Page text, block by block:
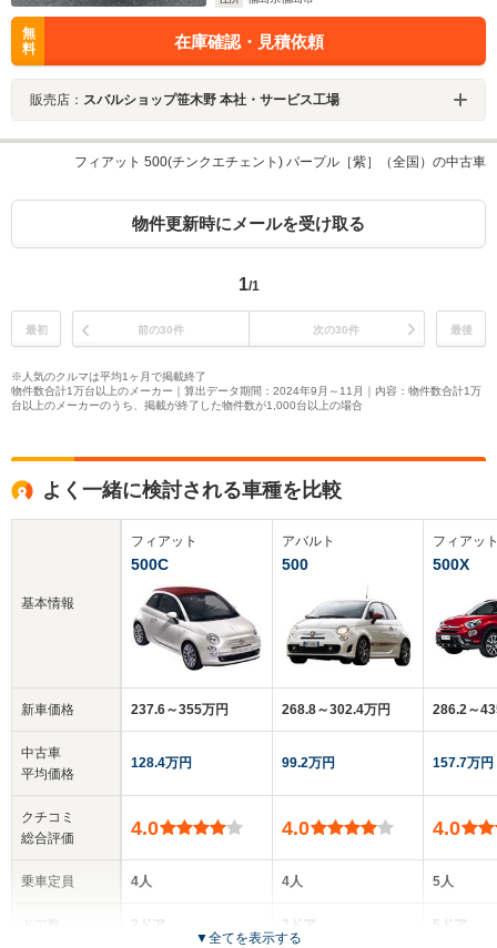
無
料
在庫確認・見積依頼
販売店： スバルショップ笹木野 本社・サービス工場
フィアット 500(チンクエチェント) パープル［紫］（全国）の中古車
物件更新時にメールを受け取る
1/1
最初 前の30件 次の30件 最後
※人気のクルマは平均1ヶ月で掲載終了
物件数合計1万台以上のメーカー｜算出データ期間：2024年9月～11月｜内容：物件数合計1万
台以上のメーカーのうち、掲載が終了した物件数が1,000台以上の場合
よく一緒に検討される車種を比較
基本情報
新車価格
中古車
平均価格
クチコミ
総合評価
乗車定員
フィアット
500C
237.6～355万円
128.4万円
4.0
4人
2ドア
アバルト
500
268.8～302.4万円
99.2万円
4.0
4人
3ドア
フィアッ
500X
286.2～
157.7万円
4.0
5人
5ドア
▼全てを表示する